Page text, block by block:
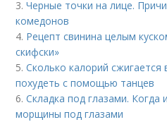
3.Черные точки на лице.
комедонов
4. Рецепт свинина целым
скифски»
5.Сколько калорий
похудеть с помощью танцев
6.Складка под глазами. Когда
морщины под глазами